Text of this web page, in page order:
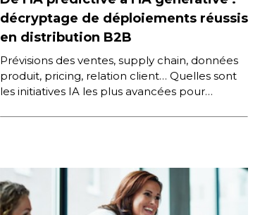
décryptage de déploiements réussis
en distribution B2B
Prévisions des ventes, supply chain, données
produit, pricing, relation client… Quelles sont
les initiatives IA les plus avancées pour